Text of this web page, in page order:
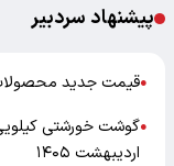
پیشنهاد سردبیر
●قیمت جدید محصولات
●
اردیبهشت ۱۴۰۵